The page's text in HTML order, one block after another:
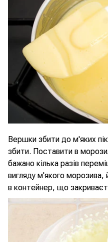
Вершки збити до м'яких
збити. Поставити в
бажано кілька разів
вигляду м'якого
в контейнер, що